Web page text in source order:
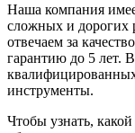
Наша компания
сложных и дорогих
отвечаем за
гарантию до 5 лет.
инструменты.
Чтобы узнать,